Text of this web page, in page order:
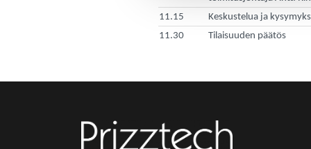
11.15
Keskustelua ja
11.30
Tilaisuuden päätös